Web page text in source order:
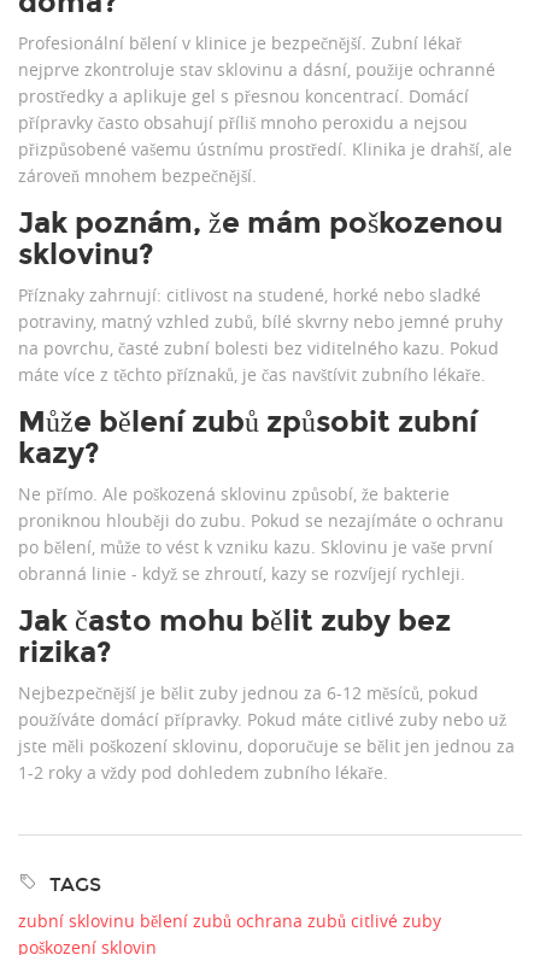
Profesionální bělení v klinice je bezpečnější. Zubní lékař
nejprve zkontroluje stav sklovinu a dásní, použije ochranné
prostředky a aplikuje gel s přesnou koncentrací. Domácí
přípravky často obsahují příliš mnoho peroxidu a nejsou
přizpůsobené vašemu ústnímu prostředí. Klinika je drahší, ale
zároveň mnohem bezpečnější.
Jak poznám, že mám poškozenou
sklovinu?
Příznaky zahrnují: citlivost na studené, horké nebo sladké
potraviny, matný vzhled zubů, bílé skvrny nebo jemné pruhy
na povrchu, časté zubní bolesti bez viditelného kazu. Pokud
máte více z těchto příznaků, je čas navštívit zubního lékaře.
Může bělení zubů způsobit zubní
kazy?
Ne přímo. Ale poškozená sklovinu způsobí, že bakterie
proniknou hlouběji do zubu. Pokud se nezajímáte o ochranu
po bělení, může to vést k vzniku kazu. Sklovinu je vaše první
obranná linie - když se zhroutí, kazy se rozvíjejí rychleji.
Jak často mohu bělit zuby bez
rizika?
Nejbezpečnější je bělit zuby jednou za 6-12 měsíců, pokud
používáte domácí přípravky. Pokud máte citlivé zuby nebo už
jste měli poškození sklovinu, doporučuje se bělit jen jednou za
1-2 roky a vždy pod dohledem zubního lékaře.
TAGS
zubní sklovinu bělení zubů ochrana zubů citlivé zuby
poškození sklovin